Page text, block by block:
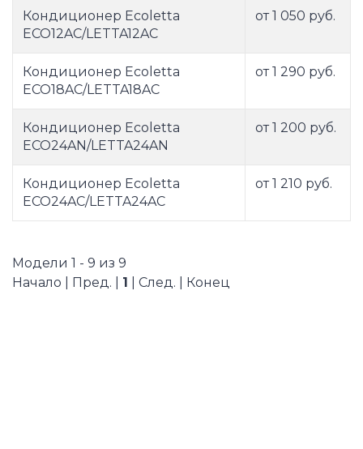
Кондиционер Ecoletta
ECO12AС/LETTA12AС
от 1 050 руб.
Кондиционер Ecoletta
ECO18AС/LETTA18AС
от 1 290 руб.
Кондиционер Ecoletta
ECO24AN/LETTA24AN
от 1 200 руб.
Кондиционер Ecoletta
ECO24AС/LETTA24AС
от 1 210 руб.
Модели 1 - 9 из 9
Начало | Пред. | 1 | След. | Конец